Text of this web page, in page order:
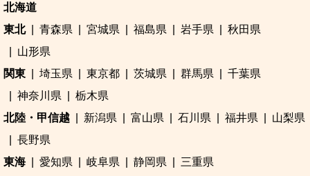
北海道
東北
青森県 宮城県 福島県 岩手県
秋田県
山形県
関東
埼玉県 東京都 茨城県 群馬県
千葉県
神奈川県
栃木県
北陸・甲信越
新潟県 富山県 石川県 福井県
山梨県
長野県
東海
愛知県 岐阜県 静岡県
三重県